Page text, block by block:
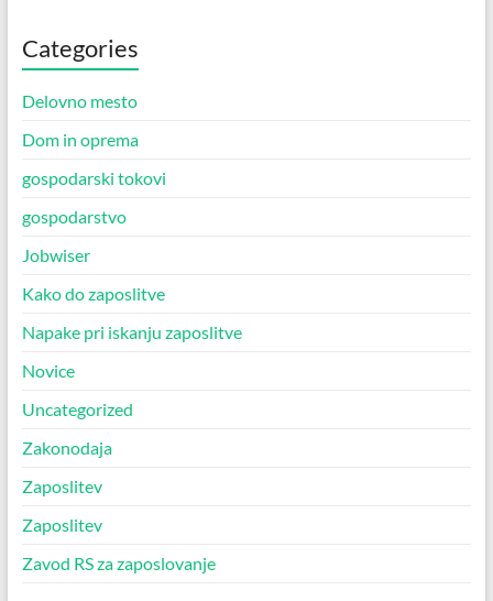
Categories
Delovno mesto
Dom in oprema
gospodarski tokovi
gospodarstvo
Jobwiser
Kako do zaposlitve
Napake pri iskanju zaposlitve
Novice
Uncategorized
Zakonodaja
Zaposlitev
Zaposlitev
Zavod RS za zaposlovanje